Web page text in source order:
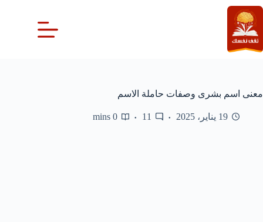
التجاوز
إلى
المحتوى
معنى اسم بشرى وصفات حاملة الاسم
19 يناير، 2025 11
0 mins